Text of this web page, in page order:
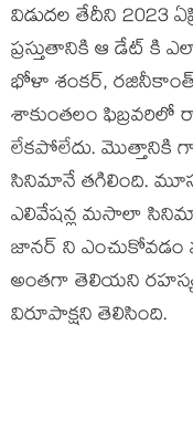
విడుదల తేదీని 2023
ప్రస్తుతానికి ఆ డేట్ కి
భోళా శంకర్, రజినీకాంత్
శాకుంతలం
లేకపోలేదు. మొత్తానికి
సినిమానే తగిలింది.
ఎలివేషన్ల మసాలా
జానర్ ని
అంతగా తెలియని
విరూపాక్షని తెలిసింది.